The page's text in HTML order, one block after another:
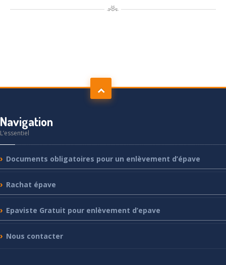
Navigation
L’essentiel
Documents obligatoires pour un enlèvement d’épave
Rachat épave
Epaviste Gratuit pour enlèvement d’epave
Nous contacter